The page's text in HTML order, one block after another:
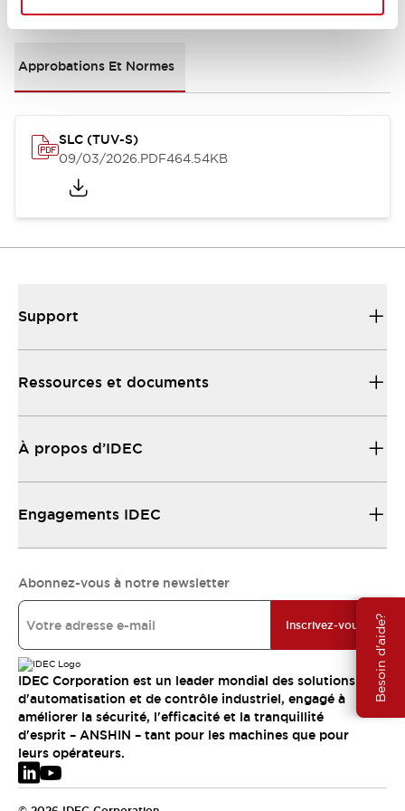
Besoin d'aide?
Approbations Et Normes
SLC (TUV-S)
09/03/2026.PDF464.54KB
Support
Ressources et documents
À propos d’IDEC
Engagements IDEC
Abonnez-vous à notre newsletter
Inscrivez-vous
IDEC Corporation est un leader mondial des solutions
d'automatisation et de contrôle industriel, engagé à
améliorer la sécurité, l'efficacité et la tranquillité
d'esprit – ANSHIN – tant pour les machines que pour
leurs opérateurs.